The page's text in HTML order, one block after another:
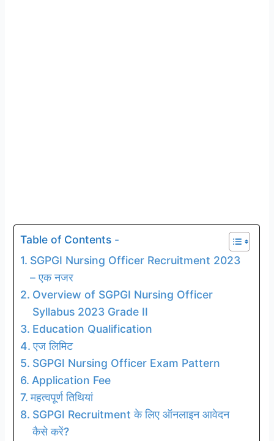
Table of Contents -
SGPGI Nursing Officer Recruitment 2023
– एक नजर
Overview of SGPGI Nursing Officer
Syllabus 2023 Grade II
Education Qualification
एज लिमिट
SGPGI Nursing Officer Exam Pattern
Application Fee
महत्वपूर्ण तिथियां
SGPGI Recruitment के लिए ऑनलाइन आवेदन
कैसे करें?